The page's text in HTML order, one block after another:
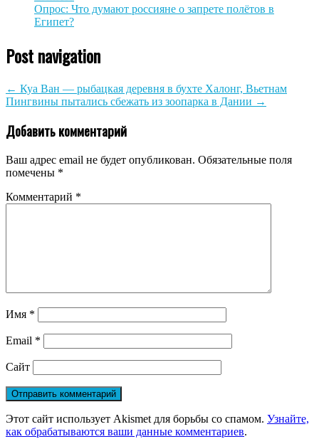
Опрос: Что думают россияне о запрете полётов в
Египет?
Post navigation
← Куа Ван — рыбацкая деревня в бухте Халонг, Вьетнам
Пингвины пытались сбежать из зоопарка в Дании →
Добавить комментарий
Ваш адрес email не будет опубликован. Обязательные поля
помечены *
Комментарий *
Имя *
Email *
Сайт
Этот сайт использует Akismet для борьбы со спамом. Узнайте,
как обрабатываются ваши данные комментариев.